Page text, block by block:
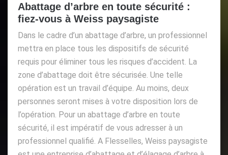
Abattage d’arbre en toute sécurité :
fiez-vous à Weiss paysagiste
Dans le cadre d’un abattage d’arbre, un professionnel
mettra en place tous les dispositifs de sécurité
requis pour éliminer tous les risques d’accident. La
zone d’abattage doit être sécurisée. Une telle
opération est un travail d’équipe. Au moins, deux
personnes seront mises à votre disposition lors de
l’opération. Pour un abattage d’arbre en toute
sécurité, il est impératif de vous adresser à un
professionnel qualifié. A Flesselles, Weiss paysagiste